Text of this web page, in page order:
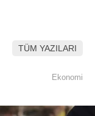
TÜM YAZILARI
Ekonomi